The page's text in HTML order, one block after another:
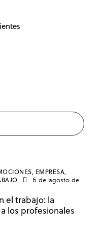
EMPRESA,
6 de agosto de
el trabajo: la
los profesionales